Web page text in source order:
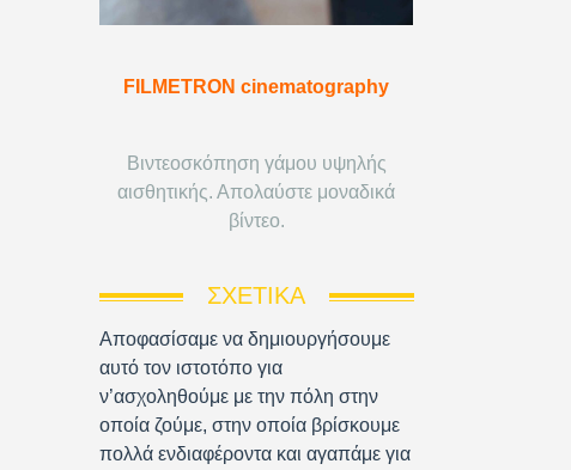
FILMETRON cinematography
Βιντεοσκόπηση γάμου υψηλής
αισθητικής. Απολαύστε μοναδικά
βίντεο.
ΣΧΕΤΙΚΆ
Αποφασίσαμε να δημιουργήσουμε
αυτό τον ιστοτόπο για
ν’ασχοληθούμε με την πόλη στην
οποία ζούμε, στην οποία βρίσκουμε
πολλά ενδιαφέροντα και αγαπάμε για